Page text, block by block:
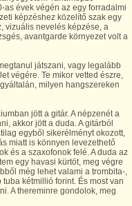
as évek végén az egy forradalmi
képzéshez közelítő szak egy
vizuális nevelés képzése, a
avantgarde környezet volt a
játszani, vagy legalább
végére. Te mikor vetted észre,
milyen hangszereken
jött a gitár. A népzenét a
akkor jött a duda. A gitárból
egyből sikerélményt okozott,
miatt is könnyen levezethető
és a szaxofonok felé. A duda az
egy havasi kürtöt, meg végre
még lehet valami a trombita-,
kétmillió forint. És most van
A thereminre gondolok, meg